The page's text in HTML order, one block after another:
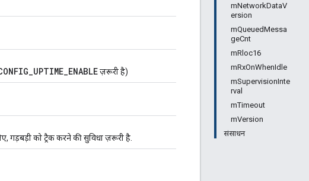
mNetworkDataV
ersion
mQueuedMessa
geCnt
mRloc16
mRxOnWhenIdle
mSupervisionInte
rval
mTimeout
mVersion
संसाधन
ज़रूरी है)
को ट्रैक करने की सुविधा ज़रूरी है.